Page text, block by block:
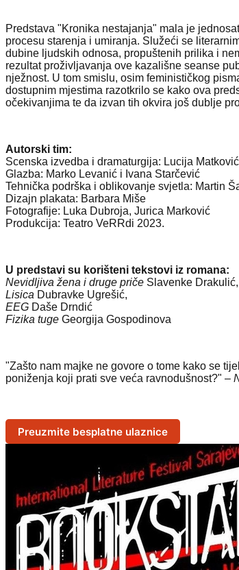
Predstava "Kronika nestajanja" mala je
procesu starenja i umiranja. Služeći se
dubine ljudskih odnosa, propuštenih prilika i
rezultat proživljavanja ove kazališne seanse
nježnost. U tom smislu, osim feminističkog
dostupnim mjestima razotkrilo se kako ova
očekivanjima te da izvan tih okvira još dublje
Autorski tim:
Scenska izvedba i dramaturgija: Lucija
Glazba: Marko Levanić i Ivana Starčević
Tehnička podrška i oblikovanje svjetla: Martin
Dizajn plakata: Barbara Miše
Fotografije: Luka Dubroja, Jurica Marković
Produkcija: Teatro VeRRdi 2023.
U predstavi su korišteni tekstovi iz romana:
Nevidljiva žena i druge priče Slavenke Drakulić,
Lisica Dubravke Ugrešić,
EEG Daše Drndić
Fizika tuge Georgija Gospodinova
"Zašto nam majke ne govore o tome kako se
poniženja koji prati sve veća ravnodušnost?" –
Preuzmite besplatne ulaznice